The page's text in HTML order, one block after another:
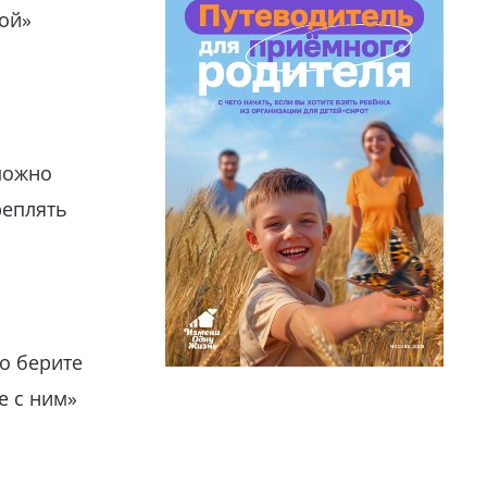
берите
с ним»